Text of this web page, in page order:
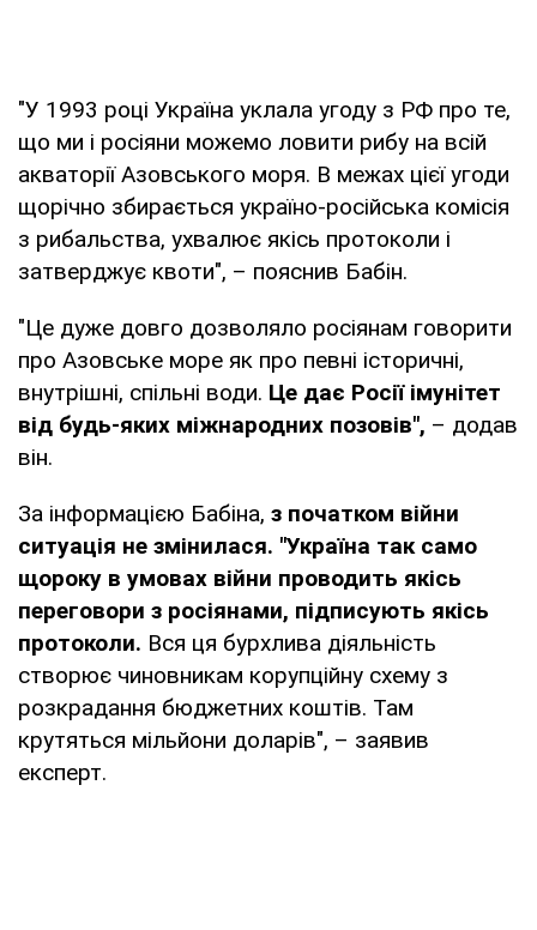
"У 1993 році Україна уклала угоду з РФ про те,
що ми і росіяни можемо ловити рибу на всій
акваторії Азовського моря. В межах цієї угоди
щорічно збирається україно-російська комісія
з рибальства, ухвалює якісь протоколи і
затверджує квоти", – пояснив Бабін.
"Це дуже довго дозволяло росіянам говорити
про Азовське море як про певні історичні,
внутрішні, спільні води. Це дає Росії імунітет
від будь-яких міжнародних позовів", – додав
він.
За інформацією Бабіна, з початком війни
ситуація не змінилася. "Україна так само
щороку в умовах війни проводить якісь
переговори з росіянами, підписують якісь
протоколи. Вся ця бурхлива діяльність
створює чиновникам корупційну схему з
розкрадання бюджетних коштів. Там
крутяться мільйони доларів", – заявив
експерт.